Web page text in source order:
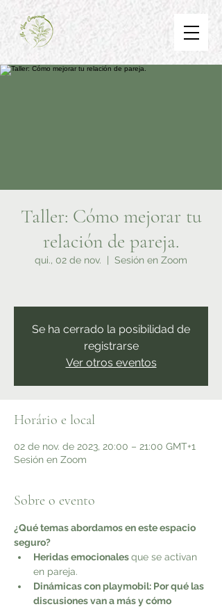
Taller: Cómo mejorar tu
relación de pareja.
qui., 02 de nov. Sesión en Zoom
Se ha cerrado la posibilidad de
registrarse
Ver otros eventos
Horário e local
02 de nov. de 2023, 20:00 – 21:00 GMT+1
Sesión en Zoom
Sobre o evento
¿Qué temas abordamos en este espacio
seguro?
Heridas emocionales que se activan
en pareja.
Dinámicas con playmobil: Por qué las
discusiones van a más y cómo